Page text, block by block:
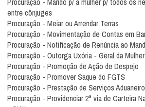
entre cônjuges
Procuração - Meiar ou Arrendar Terras
Procuração - Movimentação de Contas em
Procuração - Notificação de Renúncia ao
Procuração - Outorga Uxória - Geral da
Procuração - Promoção de Ação de Despejo
Procuração - Promover Saque do FGTS
Procuração - Prestação de Serviços
Procuração - Providenciar 2ª via de Carteira